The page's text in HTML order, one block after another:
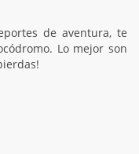
de aventura, te
Lo mejor son